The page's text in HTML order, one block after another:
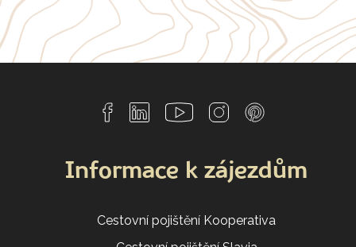
Informace k zájezdům
Cestovní pojištění Kooperativa